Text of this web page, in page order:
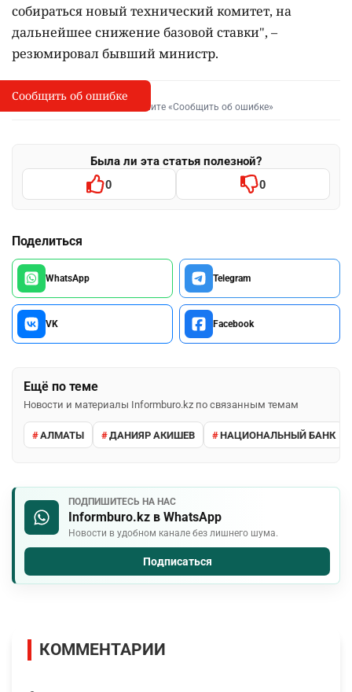
собираться новый технический комитет, на
дальнейшее снижение базовой ставки", –
резюмировал бывший министр.
I
Сообщить об опечатке
Выделите фрагмент и нажмите «Сообщить об ошибке»
Была ли эта статья полезной?
0 0
Поделиться
WhatsApp Telegram
VK Facebook
Ещё по теме
Новости и материалы Informburo.kz по связанным темам
АЛМАТЫ ДАНИЯР АКИШЕВ НАЦИОНАЛЬНЫЙ БАНК
ПОДПИШИТЕСЬ НА НАС
Informburo.kz в WhatsApp
Новости в удобном канале без лишнего шума.
Подписаться
Сообщить об ошибке
КОММЕНТАРИИ